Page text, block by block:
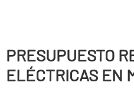
PRESUPUESTO
ELÉCTRICAS EN